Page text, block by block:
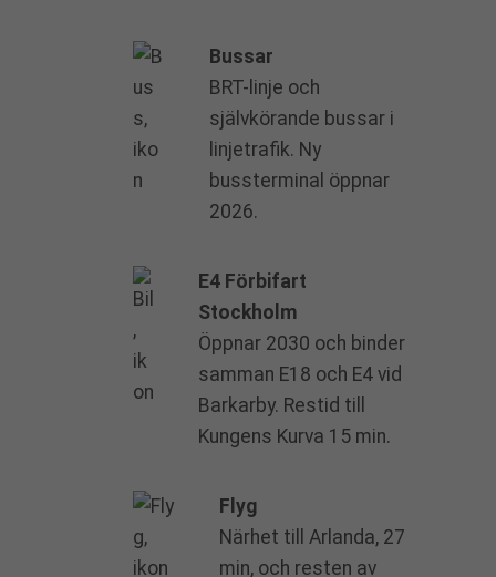
Bussar
BRT-linje och
självkörande bussar i
linjetrafik. Ny
bussterminal öppnar
2026.
E4 Förbifart
Stockholm
Öppnar 2030 och binder
samman E18 och E4 vid
Barkarby. Restid till
Kungens Kurva 15 min.
Flyg
Närhet till Arlanda, 27
min, och resten av